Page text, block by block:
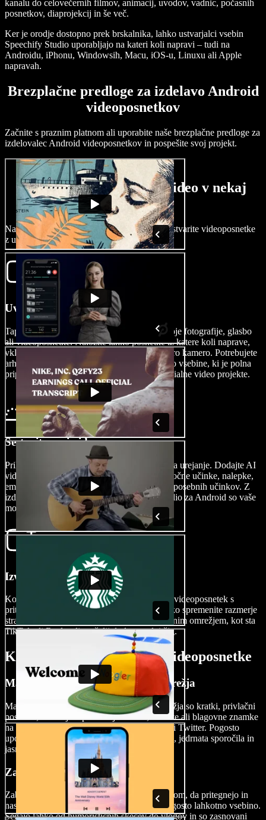
kanalu do celovečernih filmov, animacij, uvodov, vadnic, počasnih
posnetkov, diaprojekcij in še več.
Ker je orodje dostopno prek brskalnika, lahko ustvarjalci vsebin
Speechify Studio uporabljajo na kateri koli napravi – tudi na
Androidu, iPhonu, Windowsih, Macu, iOS-u, Linuxu ali Apple
napravah.
Brezplačne predloge za izdelavo Android
videoposnetkov
Začnite s praznim platnom ali uporabite naše brezplačne predloge za
izdelovalec Android videoposnetkov in pospešite svoj projekt.
Kako ustvariti Android video v nekaj
minutah
Na svoji Android napravi v nekaj trenutkih ustvarite videoposnetke
z uporabo Speechify Studio.
Uvozite svoj video
Tapnite Slike/Videi, da odprete in uvozite svoje fotografije, glasbo
ali videoposnetke. Naložite lahko posnetke iz katere koli naprave,
vključno z vašim telefonom Android ali GoPro kamero. Potrebujete
arhivske posnetke? Prebrskajte našo knjižnico vsebine, ki je polna
pripravljenih posnetkov za osebne ali komercialne video projekte.
Sestavite svoj video
Prilagodite svoj video s široko paleto orodij za urejanje. Dodajte AI
video učinke, prelive, pisave, prekrivanja, zvočne učinke, nalepke,
emojije, podnapise, govor v ozadju in še več posebnih učinkov. Z
izdelovalcem videoposnetkov Speechify Studio za Android so vaše
možnosti urejanja praktično neomejene.
Izvozite svoj video
Ko zaključite z urejanjem, preprosto izvozite videoposnetek s
pritiskom na gumb Izvozi. Pred izvozom lahko spremenite razmerje
stranic videa, da bo ustrezal različnim družbenim omrežjem, kot sta
TikTok ali Reels, ali po želji dodate vodni žig.
Kdaj uporabljati Android videoposnetke
Marketinški videi za družbena omrežja
Marketinški videoposnetki za družbena omrežja so kratki, privlačni
posnetki, namenjeni promociji izdelka, storitve ali blagovne znamke
na platformah, kot so Facebook, Instagram ali Twitter. Pogosto
uporabljajo vizualno privlačno vsebino, jasna, jedrnata sporočila in
jasne pozive k dejanju.
Zabavni videoposnetki
Zabavni videoposnetki so ustvarjeni z namenom, da pritegnejo in
nasmejijo občinstvo ter ponudijo prijetno, pogosto lahkotno vsebino.
Segajo lahko od humorističnih skečev do vlogov in so zasnovani